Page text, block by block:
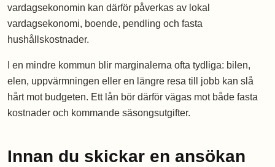
vardagsekonomin kan därför påverkas av lokal
vardagsekonomi, boende, pendling och fasta
hushållskostnader.
I en mindre kommun blir marginalerna ofta tydliga: bilen,
elen, uppvärmningen eller en längre resa till jobb kan slå
hårt mot budgeten. Ett lån bör därför vägas mot både fasta
kostnader och kommande säsongsutgifter.
Innan du skickar en ansökan